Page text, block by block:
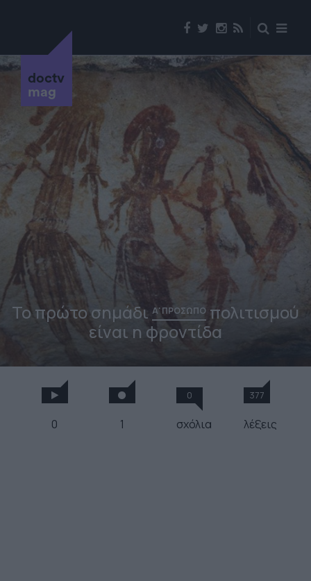
doctv
mag
Το πρώτο σημάδι Α' ΠΡΟΣΩΠΟ πολιτισμού
είναι η φροντίδα
0 1
0
σχόλια
377
λέξεις